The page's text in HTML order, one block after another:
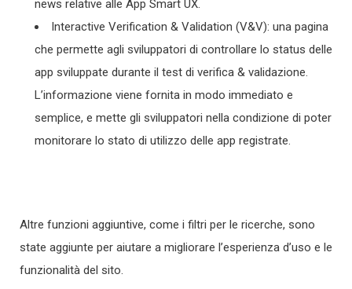
news relative alle App Smart UX.
Interactive Verification & Validation (V&V): una pagina
che permette agli sviluppatori di controllare lo status delle
app sviluppate durante il test di verifica & validazione.
L’informazione viene fornita in modo immediato e
semplice, e mette gli sviluppatori nella condizione di poter
monitorare lo stato di utilizzo delle app registrate.
Altre funzioni aggiuntive, come i filtri per le ricerche, sono
state aggiunte per aiutare a migliorare l’esperienza d’uso e le
funzionalità del sito.